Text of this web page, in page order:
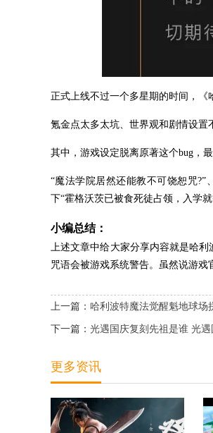
正式上线不过一个多星期的时间，《
氪金点太多太坑、世界观和剧情设置
其中，游戏设定脱离原著这个bug，最
“魔法学院居然还能教不可饶恕咒
下“霍格沃茨已被食死徒占领，入学
小编总结：
上述文章中给大家分享内容就是哈
咒语会被游戏系统警告。虽然说游戏
上一篇： 哈利波特魔法觉醒魁地球场
下一篇： 光遇国庆复刻先祖是谁 光遇
更多资讯